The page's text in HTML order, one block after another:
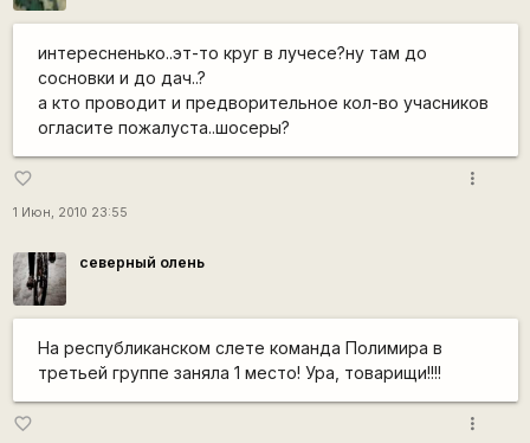
интересненько..эт-то круг в лучесе?ну там до
сосновки и до дач..?
а кто проводит и предворительное кол-во учасников
огласите пожалуста..шосеры?
favorite_border
1 Июн, 2010 23:55
more_vert
северный олень
На республиканском слете команда Полимира в
третьей группе заняла 1 место! Ура, товарищи!!!!
favorite_border more_vert